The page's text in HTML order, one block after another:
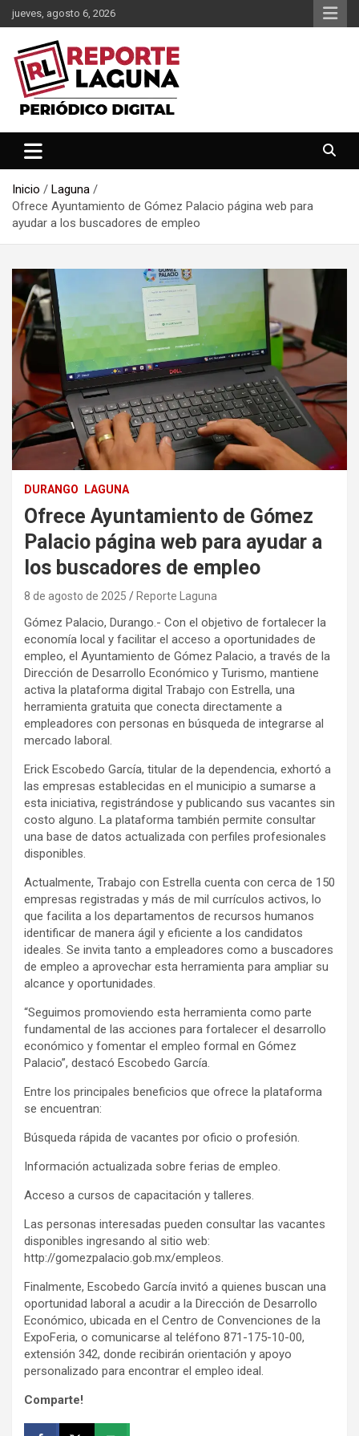
Saltar
al
contenido
jueves, agosto 6, 2026
Reporte Laguna
Inicio
Laguna
Ofrece Ayuntamiento de Gómez Palacio página web para
ayudar a los buscadores de empleo
DURANGO LAGUNA
Ofrece Ayuntamiento de Gómez
Palacio página web para ayudar a
los buscadores de empleo
8 de agosto de 2025 Reporte Laguna
Gómez Palacio, Durango.- Con el objetivo de fortalecer la
economía local y facilitar el acceso a oportunidades de
empleo, el Ayuntamiento de Gómez Palacio, a través de la
Dirección de Desarrollo Económico y Turismo, mantiene
activa la plataforma digital Trabajo con Estrella, una
herramienta gratuita que conecta directamente a
empleadores con personas en búsqueda de integrarse al
mercado laboral.
Erick Escobedo García, titular de la dependencia, exhortó a
las empresas establecidas en el municipio a sumarse a
esta iniciativa, registrándose y publicando sus vacantes sin
costo alguno. La plataforma también permite consultar
una base de datos actualizada con perfiles profesionales
disponibles.
Actualmente, Trabajo con Estrella cuenta con cerca de 150
empresas registradas y más de mil currículos activos, lo
que facilita a los departamentos de recursos humanos
identificar de manera ágil y eficiente a los candidatos
ideales. Se invita tanto a empleadores como a buscadores
de empleo a aprovechar esta herramienta para ampliar su
alcance y oportunidades.
“Seguimos promoviendo esta herramienta como parte
fundamental de las acciones para fortalecer el desarrollo
económico y fomentar el empleo formal en Gómez
Palacio”, destacó Escobedo García.
Entre los principales beneficios que ofrece la plataforma
se encuentran:
Búsqueda rápida de vacantes por oficio o profesión.
Información actualizada sobre ferias de empleo.
Acceso a cursos de capacitación y talleres.
Las personas interesadas pueden consultar las vacantes
disponibles ingresando al sitio web:
http://gomezpalacio.gob.mx/empleos.
Finalmente, Escobedo García invitó a quienes buscan una
oportunidad laboral a acudir a la Dirección de Desarrollo
Económico, ubicada en el Centro de Convenciones de la
ExpoFeria, o comunicarse al teléfono 871-175-10-00,
extensión 342, donde recibirán orientación y apoyo
personalizado para encontrar el empleo ideal.
Comparte!